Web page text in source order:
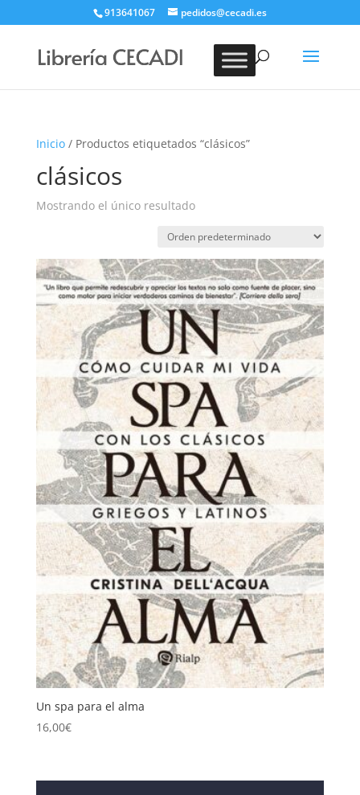
913641067 pedidos@cecadi.es
BUSCAR
Inicio/ Productos etiquetados “clásicos”
clásicos
Mostrando el único resultado
Un spa para el alma
16,00€